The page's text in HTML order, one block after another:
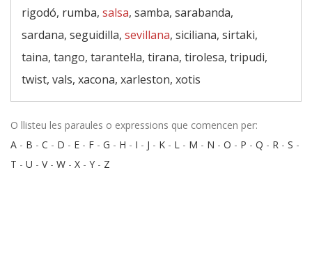
rigodó, rumba, salsa, samba, sarabanda,
sardana, seguidilla, sevillana, siciliana, sirtaki,
taina, tango, tarantel·la, tirana, tirolesa, tripudi,
twist, vals, xacona, xarleston, xotis
O llisteu les paraules o expressions que comencen per:
A - B - C - D - E - F - G - H - I - J - K - L - M - N - O - P - Q - R - S -
T - U - V- W - X - Y - Z